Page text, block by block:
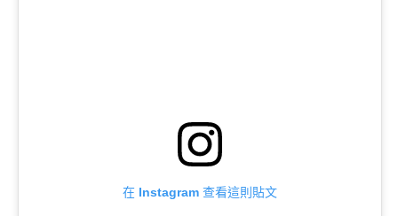
在 Instagram 查看這則貼文